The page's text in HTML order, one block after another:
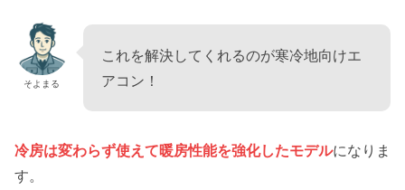
そよまる
これを解決してくれるのが寒冷地向けエ
アコン！
冷房は変わらず使えて暖房性能を強化したモデルになりま
す。